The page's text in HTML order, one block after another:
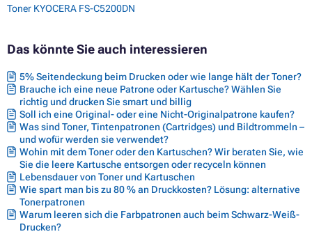
Toner KYOCERA FS-C5200DN
Das könnte Sie auch interessieren
5% Seitendeckung beim Drucken oder wie lange hält der Toner?
Brauche ich eine neue Patrone oder Kartusche? Wählen Sie
richtig und drucken Sie smart und billig
Soll ich eine Original- oder eine Nicht-Originalpatrone kaufen?
Was sind Toner, Tintenpatronen (Cartridges) und Bildtrommeln –
und wofür werden sie verwendet?
Wohin mit dem Toner oder den Kartuschen? Wir beraten Sie, wie
Sie die leere Kartusche entsorgen oder recyceln können
Lebensdauer von Toner und Kartuschen
Wie spart man bis zu 80 % an Druckkosten? Lösung: alternative
Tonerpatronen
Warum leeren sich die Farbpatronen auch beim Schwarz-Weiß-
Drucken?